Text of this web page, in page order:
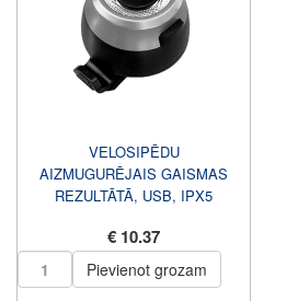
VELOSIPĒDU
AIZMUGURĒJAIS GAISMAS
REZULTĀTĀ, USB, IPX5
€ 10.37
Pievienot grozam